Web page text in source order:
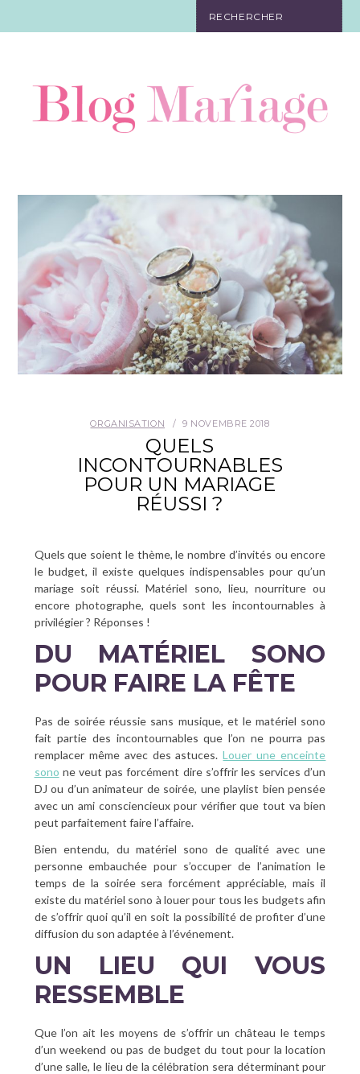
ORGANISATION
DÉCORATION
FAIRE-PART
BIJOUX
ORGANISATION 9 NOVEMBRE 2018
QUELS
INCONTOURNABLES
POUR UN MARIAGE
RÉUSSI ?
Quels que soient le thème, le nombre d’invités ou encore
le budget, il existe quelques indispensables pour qu’un
mariage soit réussi. Matériel sono, lieu, nourriture ou
encore photographe, quels sont les incontournables à
privilégier ? Réponses !
DU MATÉRIEL SONO
POUR FAIRE LA FÊTE
Pas de soirée réussie sans musique, et le matériel sono
fait partie des incontournables que l’on ne pourra pas
remplacer même avec des astuces.Louer une enceinte
sono ne veut pas forcément dire s’offrir les services d’un
DJ ou d’un animateur de soirée, une playlist bien pensée
avec un ami consciencieux pour vérifier que tout va bien
peut parfaitement faire l’affaire.
Bien entendu, du matériel sono de qualité avec une
personne embauchée pour s’occuper de l’animation le
temps de la soirée sera forcément appréciable, mais il
existe du matériel sono à louer pour tous les budgets afin
de s’offrir quoi qu’il en soit la possibilité de profiter d’une
diffusion du son adaptée à l’événement.
UN LIEU QUI VOUS
RESSEMBLE
Que l’on ait les moyens de s’offrir un château le temps
d’un weekend ou pas de budget du tout pour la location
d’une salle, le lieu de la célébration sera déterminant pour